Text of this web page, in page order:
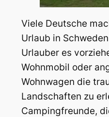
Viele Deutsche
Urlaub in
Urlauber es
Wohnmobil oder
Wohnwagen die
Landschaften zu
Campingfreunde,